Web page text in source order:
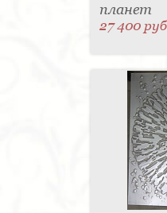
планет
27 400